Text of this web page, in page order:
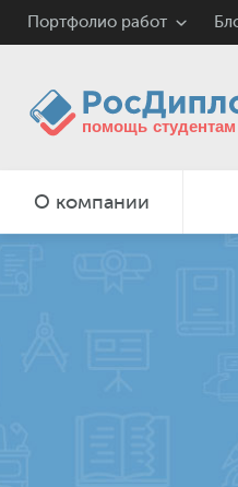
Портфолио работ
О компании